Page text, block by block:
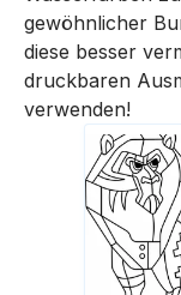
gewöhnlicher
diese besser
druckbaren
verwenden!